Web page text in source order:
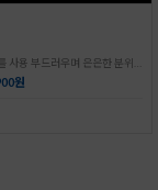
원